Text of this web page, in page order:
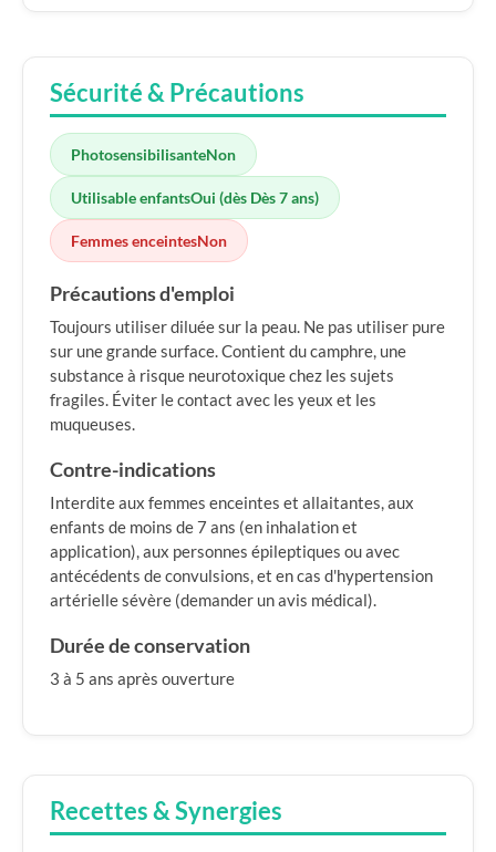
Sécurité & Précautions
PhotosensibilisanteNon
Utilisable enfantsOui (dès Dès 7 ans)
Femmes enceintesNon
Précautions d'emploi
Toujours utiliser diluée sur la peau. Ne pas utiliser pure
sur une grande surface. Contient du camphre, une
substance à risque neurotoxique chez les sujets
fragiles. Éviter le contact avec les yeux et les
muqueuses.
Contre-indications
Interdite aux femmes enceintes et allaitantes, aux
enfants de moins de 7 ans (en inhalation et
application), aux personnes épileptiques ou avec
antécédents de convulsions, et en cas d'hypertension
artérielle sévère (demander un avis médical).
Durée de conservation
3 à 5 ans après ouverture
Recettes & Synergies